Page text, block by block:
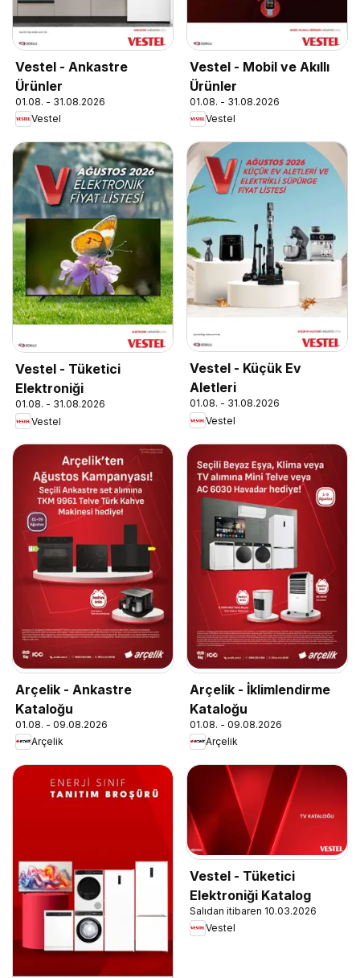
Vestel - Ankastre
Ürünler
01.08. - 31.08.2026
Vestel
Vestel - Mobil ve Akıllı
Ürünler
01.08. - 31.08.2026
Vestel
Vestel - Tüketici
Elektroniği
01.08. - 31.08.2026
Vestel
Vestel - Küçük Ev
Aletleri
01.08. - 31.08.2026
Vestel
Arçelik - Ankastre
Kataloğu
01.08. - 09.08.2026
Arçelik
Arçelik - İklimlendirme
Kataloğu
01.08. - 09.08.2026
Arçelik
Vestel - Tüketici
Elektroniği Katalog
Salıdan itibaren 10.03.2026
Vestel